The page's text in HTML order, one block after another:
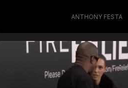
ANTHONY FESTA